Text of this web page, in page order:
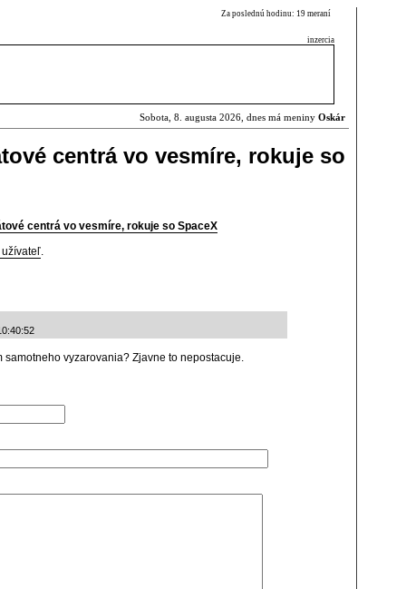
Za poslednú hodinu: 19 meraní
inzercia
Sobota, 8. augusta 2026, dnes má meniny Oskár
centrá vo vesmíre, rokuje so
centrá vo vesmíre, rokuje so SpaceX
.
samotneho vyzarovania? Zjavne to nepostacuje.